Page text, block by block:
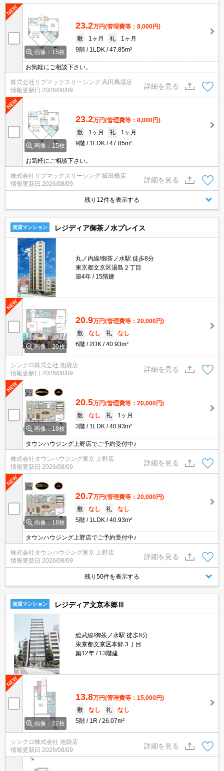
画像：15枚
23.2万円(管理費等：8,000円)
敷
1ヶ月 礼
1ヶ月
9階
1LDK 47.85m²
お気軽にご相談下さい。
株式会社リブマックスリーシング 高田馬場店
情報更新日 2026/08/09
詳細を見る
画像：15枚
23.2万円(管理費等：8,000円)
敷
1ヶ月 礼
1ヶ月
9階
1LDK 47.85m²
お気軽にご相談下さい。
株式会社リブマックスリーシング 飯田橋店
情報更新日 2026/08/09
詳細を見る
残り12件を表示する
賃貸マンション レジディア御茶ノ水プレイス
丸ノ内線/御茶ノ水駅 徒歩8分
東京都文京区湯島２丁目
築4年
15階建
画像：20枚
20.9万円(管理費等：20,000円)
敷
なし 礼
なし
6階
2DK 40.93m²
シンクロ株式会社 池袋店
情報更新日 2026/08/09
詳細を見る
画像：18枚
20.5万円(管理費等：20,000円)
敷
なし 礼
1ヶ月
3階
1LDK 40.93m²
タウンハウジング上野店でご予約受付中♪
株式会社タウンハウジング東京 上野店
情報更新日 2026/08/09
詳細を見る
画像：18枚
20.7万円(管理費等：20,000円)
敷
なし 礼
なし
5階
1LDK 40.93m²
タウンハウジング上野店でご予約受付中♪
株式会社タウンハウジング東京 上野店
情報更新日 2026/08/09
詳細を見る
残り50件を表示する
賃貸マンション レジディア文京本郷Ⅲ
総武線/御茶ノ水駅 徒歩8分
東京都文京区本郷３丁目
築12年
13階建
画像：22枚
13.8万円(管理費等：15,000円)
敷
なし 礼
なし
5階
1R 26.07m²
シンクロ株式会社 池袋店
情報更新日 2026/08/09
詳細を見る